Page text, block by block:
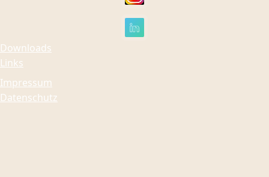
Downloads
Links
Impressum
Datenschutz